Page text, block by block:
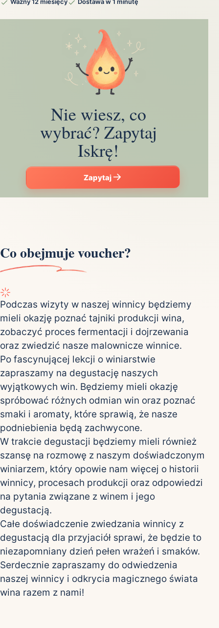
Ważny 12 miesięcy Dostawa w 1 minutę
Nie wiesz, co
wybrać? Zapytaj
Iskrę!
Zapytaj
Co obejmuje voucher?
Podczas wizyty w naszej winnicy będziemy
mieli okazję poznać tajniki produkcji wina,
zobaczyć proces fermentacji i dojrzewania
oraz zwiedzić nasze malownicze winnice.
Po fascynującej lekcji o winiarstwie
zapraszamy na degustację naszych
wyjątkowych win. Będziemy mieli okazję
spróbować różnych odmian win oraz poznać
smaki i aromaty, które sprawią, że nasze
podniebienia będą zachwycone.
W trakcie degustacji będziemy mieli również
szansę na rozmowę z naszym doświadczonym
winiarzem, który opowie nam więcej o historii
winnicy, procesach produkcji oraz odpowiedzi
na pytania związane z winem i jego
degustacją.
Całe doświadczenie zwiedzania winnicy z
degustacją dla przyjaciół sprawi, że będzie to
niezapomniany dzień pełen wrażeń i smaków.
Serdecznie zapraszamy do odwiedzenia
naszej winnicy i odkrycia magicznego świata
wina razem z nami!